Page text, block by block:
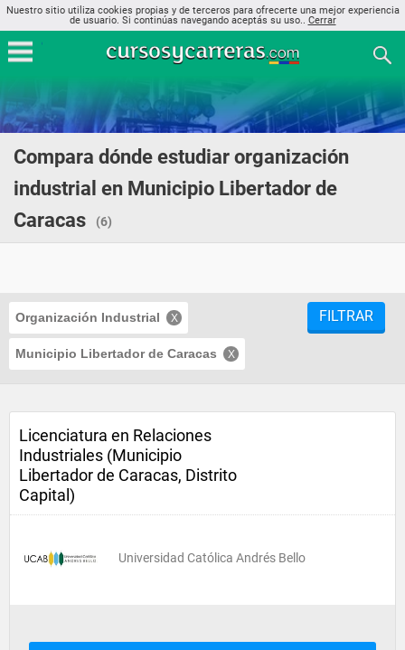
Nuestro sitio utiliza cookies propias y de terceros para ofrecerte una mejor experiencia
de usuario. Si continúas navegando aceptás su uso.. Cerrar
Compara dónde estudiar organización
industrial en Municipio Libertador de
Caracas
(6)
Organización Industrial
Municipio Libertador de Caracas
FILTRAR
Licenciatura en Relaciones
Industriales (Municipio
Libertador de Caracas, Distrito
Capital)
Universidad Católica Andrés Bello